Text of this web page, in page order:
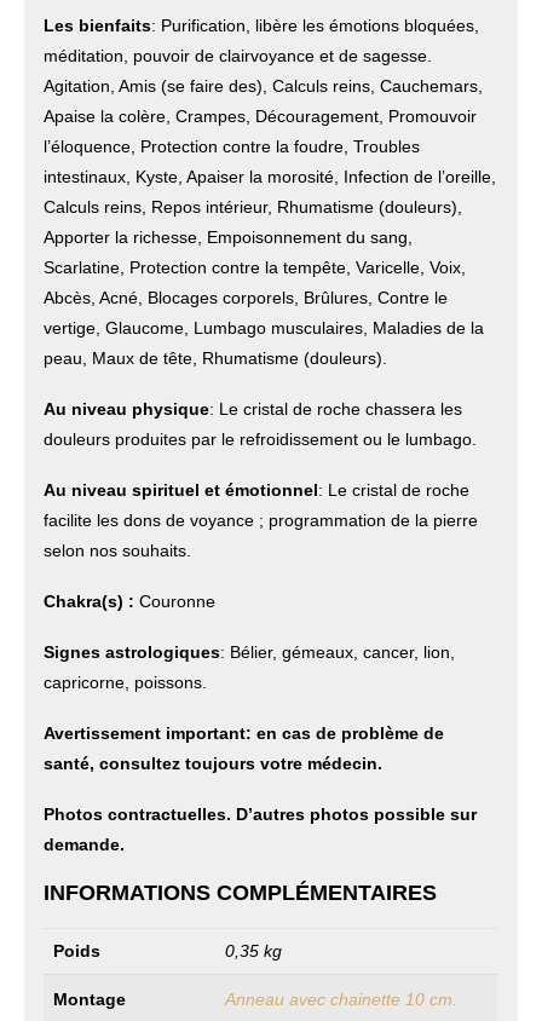
Les bienfaits: Purification, libère les émotions bloquées,
méditation, pouvoir de clairvoyance et de sagesse.
Agitation, Amis (se faire des), Calculs reins, Cauchemars,
Apaise la colère, Crampes, Découragement, Promouvoir
l’éloquence, Protection contre la foudre, Troubles
intestinaux, Kyste, Apaiser la morosité, Infection de l’oreille,
Calculs reins, Repos intérieur, Rhumatisme (douleurs),
Apporter la richesse, Empoisonnement du sang,
Scarlatine, Protection contre la tempête, Varicelle, Voix,
Abcès, Acné, Blocages corporels, Brûlures, Contre le
vertige, Glaucome, Lumbago musculaires, Maladies de la
peau, Maux de tête, Rhumatisme (douleurs).
Au niveau physique: Le cristal de roche chassera les
douleurs produites par le refroidissement ou le lumbago.
Au niveau spirituel et émotionnel: Le cristal de roche
facilite les dons de voyance ; programmation de la pierre
selon nos souhaits.
Chakra(s) : Couronne
Signes astrologiques: Bélier, gémeaux, cancer, lion,
capricorne, poissons.
Avertissement important: en cas de problème de
santé, consultez toujours votre médecin.
Photos contractuelles. D’autres photos possible sur
demande.
INFORMATIONS COMPLÉMENTAIRES
Poids 0,35 kg
Montage Anneau avec chainette 10 cm.